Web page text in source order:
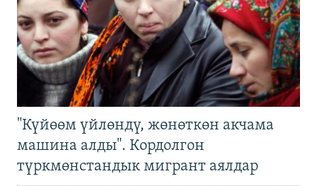
"Күйөөм үйлөндү, жөнөткөн акчама
машина алды". Кордолгон
түркмөнстандык мигрант аялдар